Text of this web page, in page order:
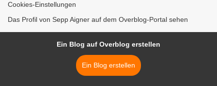
Cookies-Einstellungen
Das Profil von Sepp Aigner auf dem Overblog-Portal sehen
Ein Blog auf Overblog erstellen
Ein Blog erstellen